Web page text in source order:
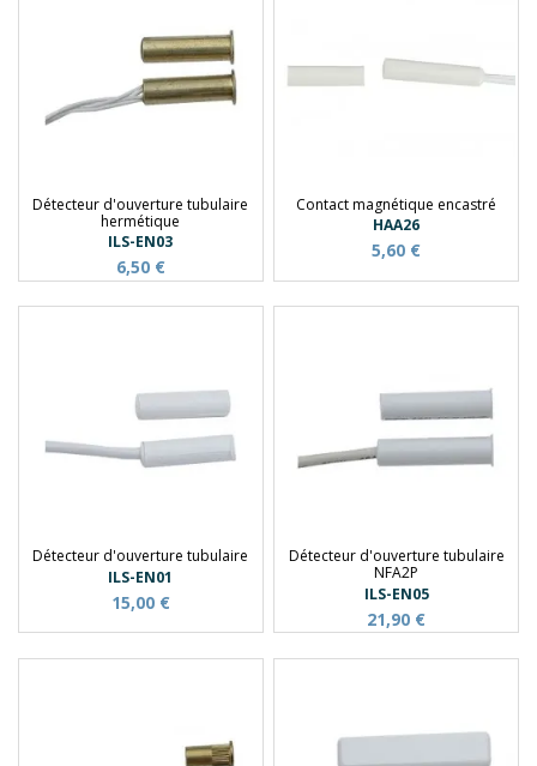
Détecteur d'ouverture tubulaire
hermétique
ILS-EN03
6,50 €
Contact magnétique encastré
HAA26
5,60 €
Détecteur d'ouverture tubulaire
ILS-EN01
15,00 €
Détecteur d'ouverture tubulaire
NFA2P
ILS-EN05
21,90 €